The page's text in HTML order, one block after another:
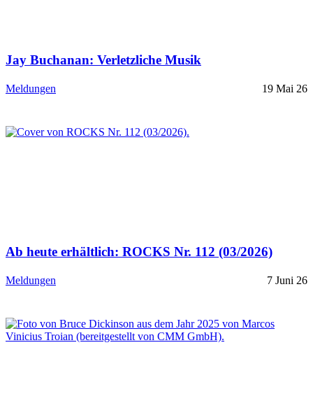
Jay Buchanan: Verletzliche Musik
Meldungen 19 Mai 26
Ab heute erhältlich: ROCKS Nr. 112 (03/2026)
Meldungen 7 Juni 26